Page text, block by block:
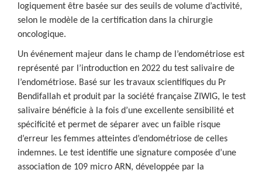
logiquement être basée sur des seuils de volume d’activité,
selon le modèle de la certification dans la chirurgie
oncologique.
Un événement majeur dans le champ de l’endométriose est
représenté par l’introduction en 2022 du test salivaire de
l’endométriose. Basé sur les travaux scientifiques du Pr
Bendifallah et produit par la société française ZIWIG, le test
salivaire bénéficie à la fois d’une excellente sensibilité et
spécificité et permet de séparer avec un faible risque
d’erreur les femmes atteintes d’endométriose de celles
indemnes. Le test identifie une signature composée d’une
association de 109 micro ARN, développée par la